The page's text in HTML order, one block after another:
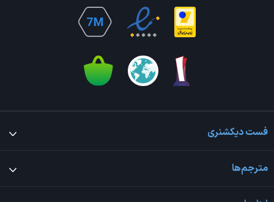
فست دیکشنری
مترجم‌ها